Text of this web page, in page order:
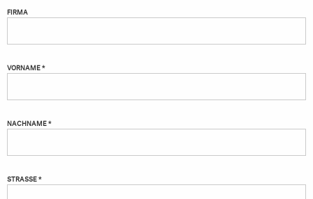
FIRMA
VORNAME *
NACHNAME *
STRASSE *